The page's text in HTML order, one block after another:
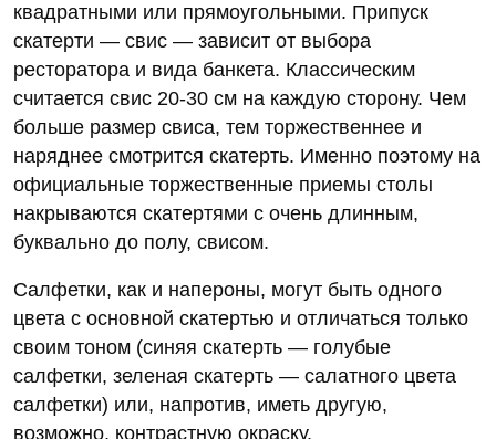
квадратными или прямоугольными. Припуск
скатерти — свис — зависит от выбора
ресторатора и вида банкета. Классическим
считается свис 20-30 см на каждую сторону. Чем
больше размер свиса, тем торжественнее и
наряднее смотрится скатерть. Именно поэтому на
официальные торжественные приемы столы
накрываются скатертями с очень длинным,
буквально до полу, свисом.
Салфетки, как и напероны, могут быть одного
цвета с основной скатертью и отличаться только
своим тоном (синяя скатерть — голубые
салфетки, зеленая скатерть — салатного цвета
салфетки) или, напротив, иметь другую,
возможно, контрастную окраску.